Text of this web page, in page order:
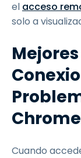
el acceso
solo a
Cuando